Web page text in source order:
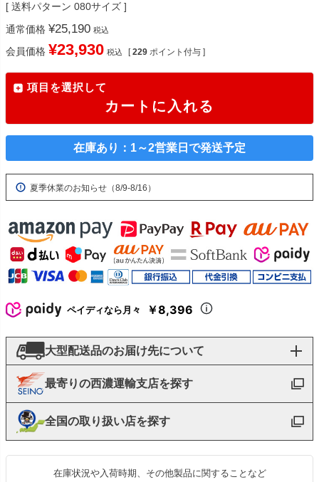
送料パターン 080サイズ
通常価格 ¥25,190 税込
会員価格 ¥23,930 税込 [ 229 ポイント付与 ]
項目を選択して
カートに入れる
在庫あり：1～2営業日で発送予定
夏季休業のお知らせ（8/9-8/16）
ペイディなら月々 ￥8,396
大型配送品のお届け先について
最寄りの西濃運輸支店を探す
全国の取り扱い店を探す
在庫状況や入荷時期、その他製品に関することなど